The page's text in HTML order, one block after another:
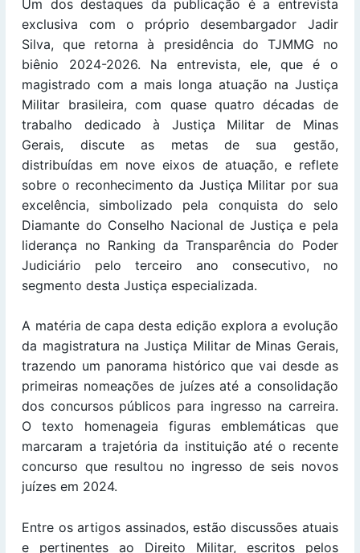
Um dos destaques da publicação é a entrevista
exclusiva com o próprio desembargador Jadir
Silva, que retorna à presidência do TJMMG no
biênio 2024-2026. Na entrevista, ele, que é o
magistrado com a mais longa atuação na Justiça
Militar brasileira, com quase quatro décadas de
trabalho dedicado à Justiça Militar de Minas
Gerais, discute as metas de sua gestão,
distribuídas em nove eixos de atuação, e reflete
sobre o reconhecimento da Justiça Militar por sua
excelência, simbolizado pela conquista do selo
Diamante do Conselho Nacional de Justiça e pela
liderança no Ranking da Transparência do Poder
Judiciário pelo terceiro ano consecutivo, no
segmento desta Justiça especializada.
A matéria de capa desta edição explora a evolução
da magistratura na Justiça Militar de Minas Gerais,
trazendo um panorama histórico que vai desde as
primeiras nomeações de juízes até a consolidação
dos concursos públicos para ingresso na carreira.
O texto homenageia figuras emblemáticas que
marcaram a trajetória da instituição até o recente
concurso que resultou no ingresso de seis novos
juízes em 2024.
Entre os artigos assinados, estão discussões atuais
e pertinentes ao Direito Militar, escritos pelos